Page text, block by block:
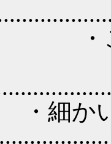
これ
いル